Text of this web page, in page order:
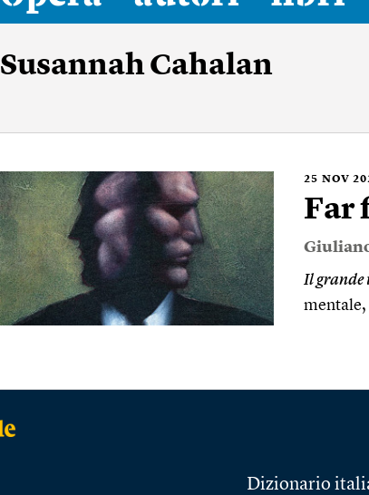
Susannah Cahalan
25 NOV
Far
Il grande
mentale,
Dizionario